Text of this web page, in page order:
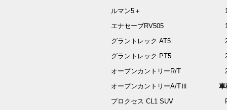
ルマン5＋
エナセーブRV505
グラントレック AT5
グラントレック PT5
オープンカントリーR/T
オープンカントリーA/TⅢ
プロクセス CL1 SUV
車